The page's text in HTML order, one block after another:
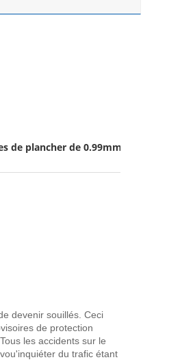
de plancher de 0.99mm
devenir souillés. Ceci
de protection
les accidents sur le
du trafic étant